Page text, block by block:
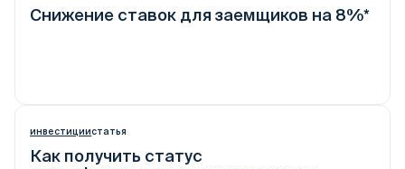
Снижение ставок для заемщиков на 8%*
инвестициистатья
Как получить статус